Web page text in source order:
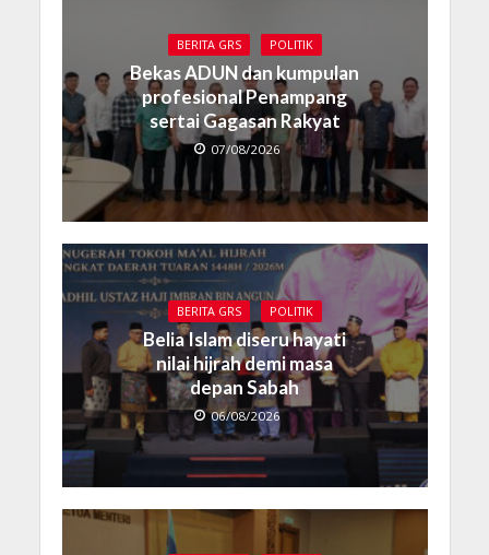
BERITA GRS POLITIK
Bekas ADUN dan kumpulan
profesional Penampang
sertai Gagasan Rakyat
07/08/2026
BERITA GRS POLITIK
Belia Islam diseru hayati
nilai hijrah demi masa
depan Sabah
06/08/2026